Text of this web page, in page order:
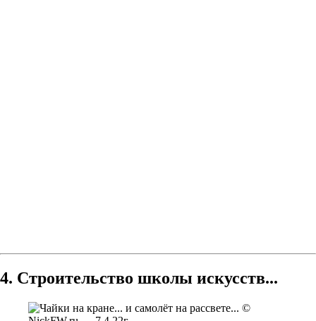
4. Строительство школы искусств...